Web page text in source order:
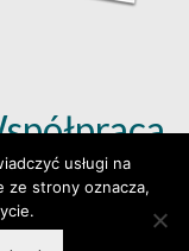
się więcej (klik)
usługi na
ze strony oznacza,